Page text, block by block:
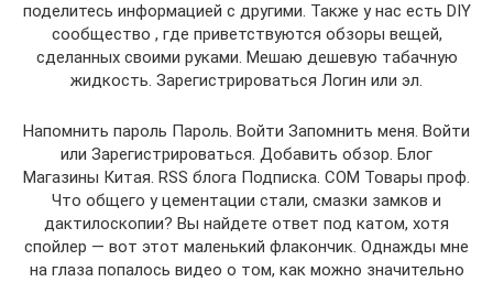
поделитесь информацией с другими. Также у нас есть DIY
сообщество , где приветствуются обзоры вещей,
сделанных своими руками. Мешаю дешевую табачную
жидкость. Зарегистрироваться Логин или эл.
Напомнить пароль Пароль. Войти Запомнить меня. Войти
или Зарегистрироваться. Добавить обзор. Блог
Магазины Китая. RSS блога Подписка. COM Товары проф.
Что общего у цементации стали, смазки замков и
дактилоскопии? Вы найдете ответ под катом, хотя
спойлер — вот этот маленький флакончик. Однажды мне
на глаза попалось видео о том, как можно значительно